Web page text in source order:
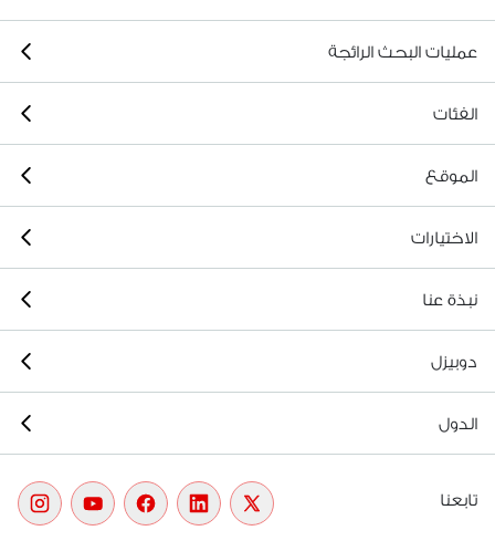
عمليات البحث الرائجة
الفئات
الموقع
الاختيارات
نبذة عنا
دوبيزل
الدول
تابعنا